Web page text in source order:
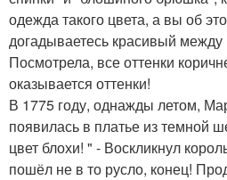
одежда такого цвета, а вы об
догадываетесь красивый между
Посмотрела, все оттенки
оказывается оттенки!
В 1775 году, однажды летом,
появилась в платье из темной
цвет блохи! " - Воскликнул
пошёл не в то русло, конец!